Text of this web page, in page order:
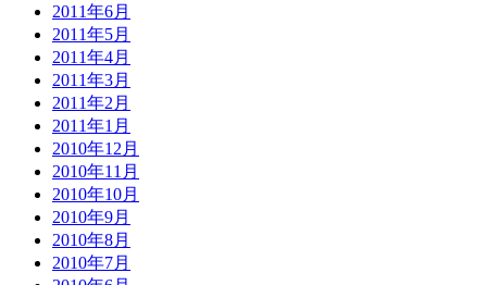
2011年6月
2011年5月
2011年4月
2011年3月
2011年2月
2011年1月
2010年12月
2010年11月
2010年10月
2010年9月
2010年8月
2010年7月